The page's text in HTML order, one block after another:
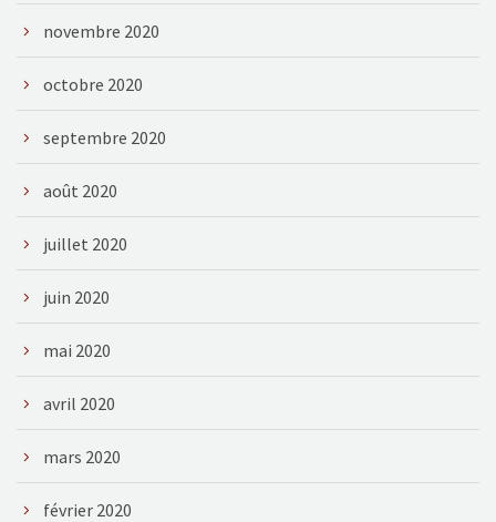
novembre 2020
octobre 2020
septembre 2020
août 2020
juillet 2020
juin 2020
mai 2020
avril 2020
mars 2020
février 2020